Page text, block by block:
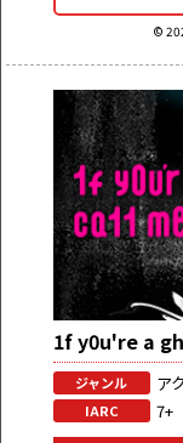
©
1f y0u're a
ジャンル ア
IARC 7+